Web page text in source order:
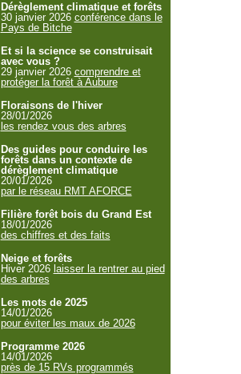
Dérèglement climatique et forêts
30 janvier 2026 conférence dans le
Pays de Bitche
Et si la science se construisait
avec vous ?
29 janvier 2026 comprendre et
protéger la forêt à Aubure
Floraisons de l'hiver
28/01/2026
les rendez vous des arbres
Des guides pour conduire les
forêts dans un contexte de
dérèglement climatique
20/01/2026
par le réseau RMT AFORCE
Filière forêt bois du Grand Est
18/01/2026
des chiffres et des faits
Neige et forêts
Hiver 2026 laisser la rentrer au pied
des arbres
Les mots de 2025
14/01/2026
pour éviter les maux de 2026
Programme 2026
14/01/2026
près de 15 RVs programmés